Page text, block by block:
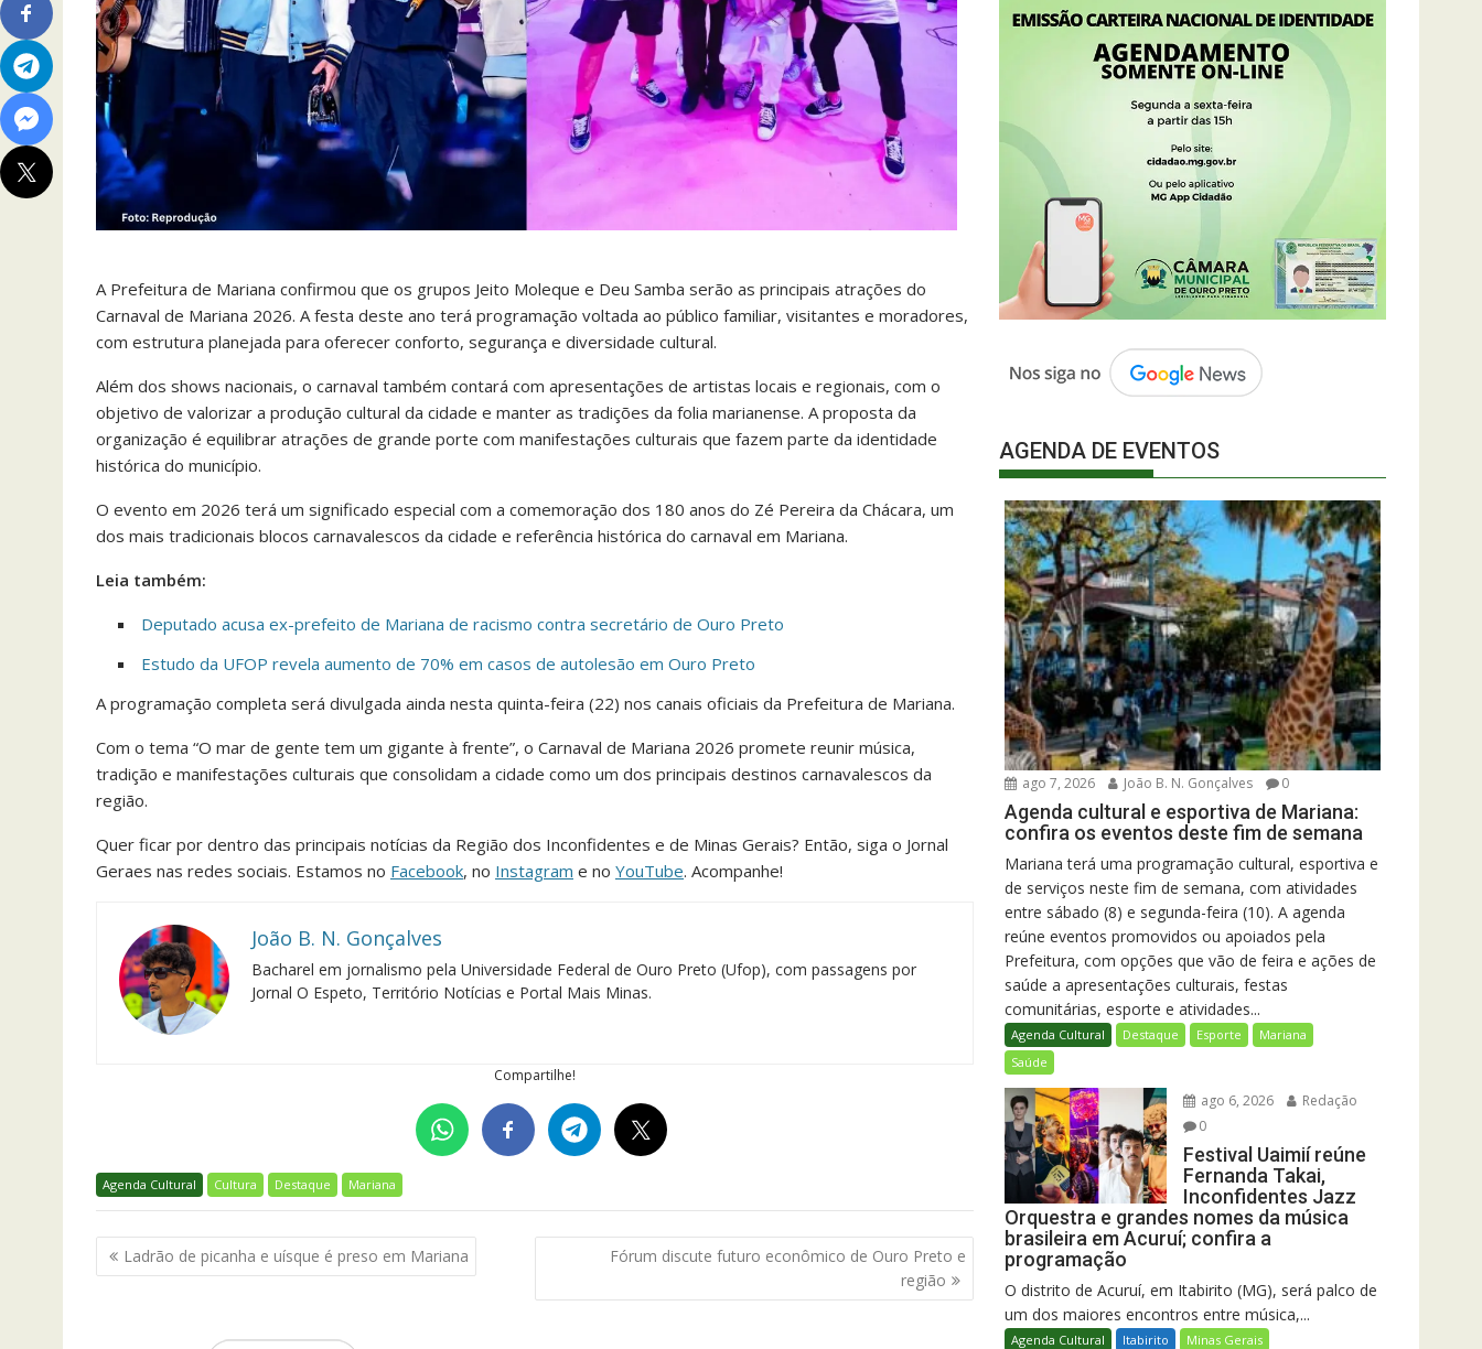
A Prefeitura de Mariana confirmou que os grupos Jeito Moleque e Deu Samba serão as principais atrações do
Carnaval de Mariana 2026. A festa deste ano terá programação voltada ao público familiar, visitantes e moradores,
com estrutura planejada para oferecer conforto, segurança e diversidade cultural.
Além dos shows nacionais, o carnaval também contará com apresentações de artistas locais e regionais, com o
objetivo de valorizar a produção cultural da cidade e manter as tradições da folia marianense. A proposta da
organização é equilibrar atrações de grande porte com manifestações culturais que fazem parte da identidade
histórica do município.
O evento em 2026 terá um significado especial com a comemoração dos 180 anos do Zé Pereira da Chácara, um
dos mais tradicionais blocos carnavalescos da cidade e referência histórica do carnaval em Mariana.
Leia também:
Deputado acusa ex-prefeito de Mariana de racismo contra secretário de Ouro Preto
Estudo da UFOP revela aumento de 70% em casos de autolesão em Ouro Preto
A programação completa será divulgada ainda nesta quinta-feira (22) nos canais oficiais da Prefeitura de Mariana.
Com o tema “O mar de gente tem um gigante à frente”, o Carnaval de Mariana 2026 promete reunir música,
tradição e manifestações culturais que consolidam a cidade como um dos principais destinos carnavalescos da
região.
Quer ficar por dentro das principais notícias da Região dos Inconfidentes e de Minas Gerais? Então, siga o Jornal
Geraes nas redes sociais. Estamos no Facebook, no Instagram e no YouTube. Acompanhe!
João B. N. Gonçalves
Bacharel em jornalismo pela Universidade Federal de Ouro Preto (Ufop), com passagens por
Jornal O Espeto, Território Notícias e Portal Mais Minas.
Compartilhe!
Agenda Cultural Cultura Destaque Mariana
Navegação
de
Ladrão de picanha e uísque é preso em Mariana
Fórum discute futuro econômico de Ouro Preto e
região
AGENDA DE EVENTOS
ago 7, 2026 João B. N. Gonçalves 0
Agenda cultural e esportiva de Mariana:
confira os eventos deste fim de semana
Mariana terá uma programação cultural, esportiva e
de serviços neste fim de semana, com atividades
entre sábado (8) e segunda-feira (10). A agenda
reúne eventos promovidos ou apoiados pela
Prefeitura, com opções que vão de feira e ações de
saúde a apresentações culturais, festas
comunitárias, esporte e atividades...
Agenda Cultural Destaque Esporte
Mariana
Saúde
ago 6, 2026
Redação
0
Festival Uaimií reúne
Fernanda Takai,
Inconfidentes Jazz
Orquestra e grandes nomes da música
brasileira em Acuruí; confira a
programação
O distrito de Acuruí, em Itabirito (MG), será palco de
um dos maiores encontros entre música,...
Agenda Cultural Itabirito Minas Gerais